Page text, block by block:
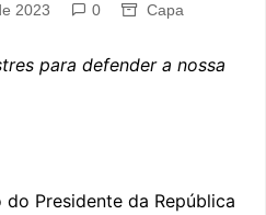
2023 0 Capa
para defender a nossa
Presidente da República